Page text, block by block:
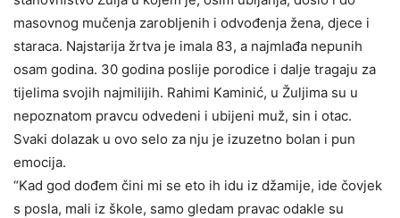
masovnog mučenja zarobljenih i odvođenja žena, djece i
staraca. Najstarija žrtva je imala 83, a najmlađa nepunih
osam godina. 30 godina poslije porodice i dalje tragaju za
tijelima svojih najmilijih. Rahimi Kaminić, u Žuljima su u
nepoznatom pravcu odvedeni i ubijeni muž, sin i otac.
Svaki dolazak u ovo selo za nju je izuzetno bolan i pun
emocija.
“Kad god dođem čini mi se eto ih idu iz džamije, ide čovjek
s posla, mali iz škole, samo gledam pravac odakle su